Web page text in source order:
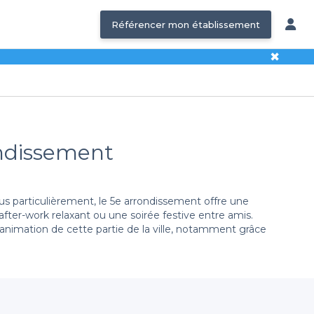
Référencer mon établissement
✖
particulièrement, le 5e arrondissement offre une
work relaxant ou une soirée festive entre amis.
de cette partie de la ville, notamment grâce
plateforme vous permet de parcourir une large